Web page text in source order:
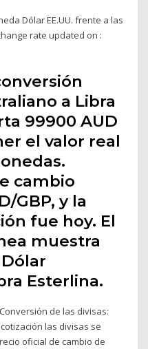
Dólar EE.UU. frente a las
rate updated on :
a Libra
99900 AUD
el valor real
cambio
GBP, y la
fue hoy. El
muestra
Esterlina.
de las divisas:
las divisas se
oficial de cambio de